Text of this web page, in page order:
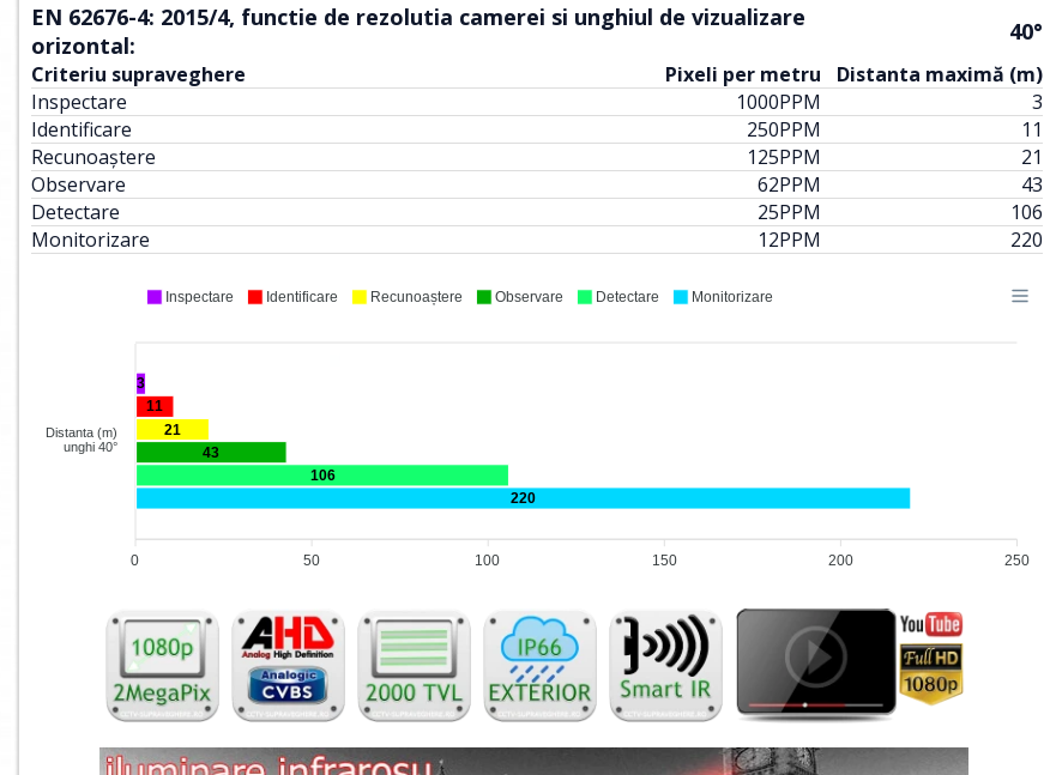
EN 62676-4: 2015/4, functie de rezolutia camerei si unghiul de vizualizare
orizontal:
40°
Criteriu supraveghere Pixeli per metru
Distanta maximă (m)
Inspectare
1000PPM
3
Identificare
250PPM
11
Recunoaștere
125PPM
21
Observare
62PPM
43
Detectare
25PPM
106
Monitorizare
12PPM 220
3
11
21
43
106
220
Distanta (m)
unghi 40°
250
200
150
100
50
0
Inspectare Identificare Recunoaștere Observare Detectare Monitorizare